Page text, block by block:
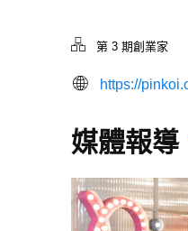
第 3 期創業家
https://
媒體報導